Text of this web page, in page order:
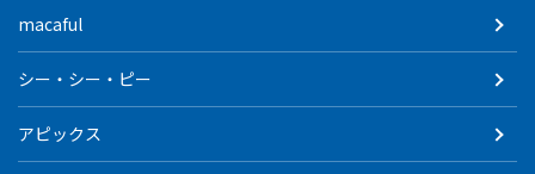
macaful
シー・シー・ピー
アピックス